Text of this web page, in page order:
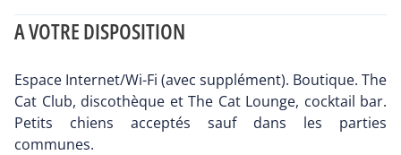
A VOTRE DISPOSITION
Espace Internet/Wi-Fi (avec supplément). Boutique. The
Cat Club, discothèque et The Cat Lounge, cocktail bar.
Petits chiens acceptés sauf dans les parties
communes.